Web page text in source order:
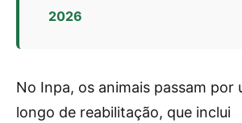
2026
No Inpa, os animais passam por
longo de reabilitação, que inclui